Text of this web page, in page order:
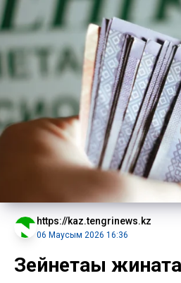
https://kaz.tengrinews.kz
06 Маусым 2026 16:36
Зейнетақы